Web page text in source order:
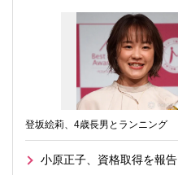
登坂絵莉、4歳長男とランニング
小原正子、資格取得を報告